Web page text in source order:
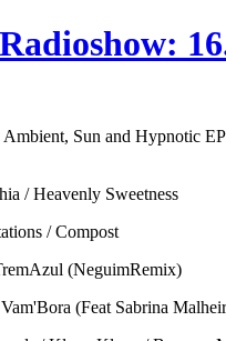
Sun and Hypnotic
/ Heavenly Sweetness
/ Compost
(NeguimRemix)
(Feat Sabrina